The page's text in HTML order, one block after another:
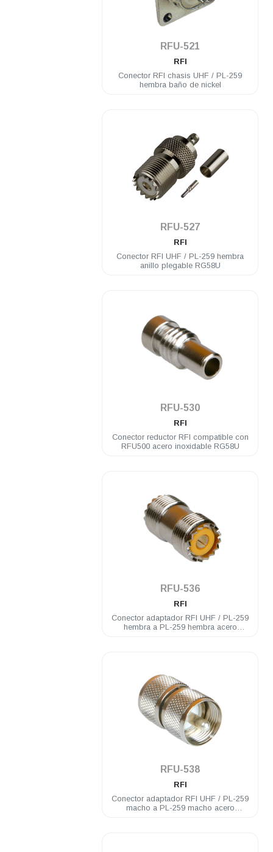
RFU-521
RFI
Conector RFI chasis UHF / PL-259
hembra baño de nickel
RFU-527
RFI
Conector RFI UHF / PL-259 hembra
anillo plegable RG58U
RFU-530
RFI
Conector reductor RFI compatible con
RFU500 acero inoxidable RG58U
RFU-536
RFI
Conector adaptador RFI UHF / PL-259
hembra a PL-259 hembra acero
RFU-538
RFI
Conector adaptador RFI UHF / PL-259
macho a PL-259 macho acero